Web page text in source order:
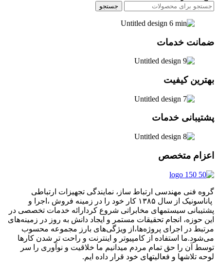
جستجو
ضمانت خدمات
بهترین کیفیت
پشتیبانی خدمات
اعزام متخصص
گروه فنی مهندسی ارتباط ساز، نمایندگی تجهیزات ارتباطی
پاناسونیک از سال ۱۳۸۵ کار خود را در زمینه فروش ،اجرا و
پشتیبانی سیستمهای مخابراتی شروع کردارائه خدمات تخصصی در
این حوزه، انجام تحقیقات مستمر و ایجاد دانش به‌ روز در زمینه‌های
مرتبط در اجرای پروژه‌ها،از ویژگی‌های بارز مجموعه محسوب
می‌شود.ما استفاده از کامپیوتر و اینترنت و راحت تر شدن کارها
توسط آن را حق تمام مردم میدانیم ما خلاقیت و نوآوری را سر
لوحه تلاشها و فعالیتهای خود قرار داده ایم.